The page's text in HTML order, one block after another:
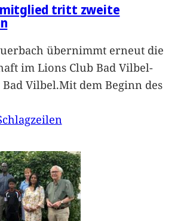
tritt zweite
übernimmt erneut die
im Lions Club Bad Vilbel-
Vilbel.Mit dem Beginn des